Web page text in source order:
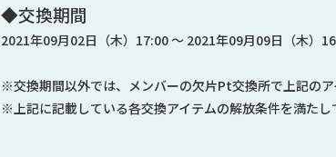
◆交換期間
2021年09月02日（木）17:00 ～ 2021年09月09日（木）
※交換期間以外では、メンバーの欠片Pt交換所で上記のア
※上記に記載している各交換アイテムの解放条件を満たし